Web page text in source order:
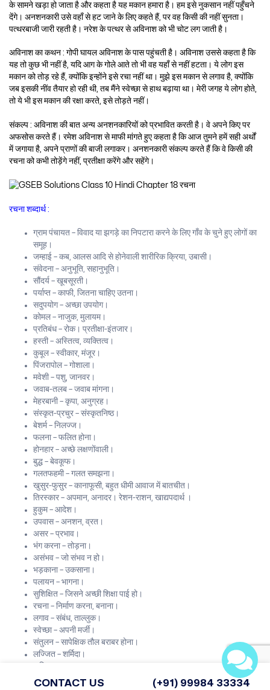
के सामने खड़ा हो जाता है और कहता है यह मकान हमारा है। हम इसे नुकसान नहीं पहुँचने
देंगे। अनशनकारी उसे वहाँ से हट जाने के लिए कहते हैं, पर वह किसी की नहीं सुनता।
पत्थरबाजी जारी रहती है। नरेश के पत्थर से अविनाश को भी चोट लग जाती है।
अविनाश का कथन : गोपी घायल अविनाश के पास पहुंचती है। अविनाश उससे कहता है कि
यह तो कुछ भी नहीं है, यदि आग के गोले आते तो भी वह यहाँ से नहीं हटता। ये लोग इस
मकान को तोड़ रहे हैं, क्योंकि इन्होंने इसे रचा नहीं था। मुझे इस मकान से लगाव है, क्योंकि
जब इसकी नींव तैयार हो रही थी, तब मैंने स्वेच्छा से हाथ बढ़ाया था। मेरी जगह ये लोग होते,
तो ये भी इस मकान की रक्षा करते, इसे तोड़ते नहीं।
संकल्प : अविनाश की बात अन्य अनशनकारियों को प्रभावित करती है। वे अपने किए पर
अफसोस करते हैं। रमेश अविनाश से माफी मांगते हुए कहता है कि आज तुमने हमें सही अर्थों
में जगाया है, अपने प्राणों की बाजी लगाकर। अनशनकारी संकल्प करते हैं कि वे किसी की
रचना को कभी तोड़ेंगे नहीं, प्रतीक्षा करेंगे और सहेंगे।
रचना शब्दार्थ :
ग्राम पंचायत – विवाद या झगड़े का निपटारा करने के लिए गाँव के चुने हुए लोगों का
समूह।
जम्हाई – कब, आलस आदि से होनेवाली शारीरिक क्रिया, उबासी।
संवेदना – अनुभूति, सहानुभूति।
सौंदर्य – खूबसूरती।
पर्याप्त – काफी, जितना चाहिए उतना।
सदुपयोग – अच्छा उपयोग।
कोमल – नाजुक, मुलायम।
प्रतिबंध – रोक। प्रतीक्षा-इंतजार।
हस्ती – अस्तित्व, व्यक्तित्व।
कुबूल – स्वीकार, मंजूर।
पिंजरापोल – गोशाला।
मवेशी – पशु, जानवर।
जवाब-तलब – जवाब मांगना।
मेहरबानी – कृपा, अनुग्रह।
संस्कृत-प्रचुर – संस्कृतनिष्ठ।
बेशर्म – निलज्ज।
फलना – फलित होना।
होनहार – अच्छे लक्षणोंवाली।
बुद्ध – बेवकूफ।
गलतफहमी – गलत समझना।
खुसुर-फुसुर – कानाफूसी, बहुत धीमी आवाज में बातचीत।
तिरस्कार – अपमान, अनादर। रेशन-राशन, खाद्यपदार्थ ।
हुकुम – आदेश।
उपवास – अनशन, व्रत।
असर – प्रभाव।
भंग करना – तोड़ना।
असंभव – जो संभव न हो।
भड़काना – उकसाना।
पलायन – भागना।
सुशिक्षित – जिसने अच्छी शिक्षा पाई हो।
रचना – निर्माण करना, बनाना।
लगाव – संबंध, ताल्लुक।
स्वेच्छा – अपनी मर्जी।
संतुलन – सापेक्षिक तौल बराबर होना।
लज्जित – शर्मिदा।
जगाना – चैतन्य करना।
CONTACT US (+91) 99984 33334